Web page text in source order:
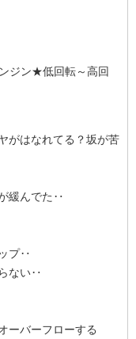
ジン★低回転～高回
がはなれてる？坂が苦
緩んでた‥
プ‥
ない‥
ーバーフローする